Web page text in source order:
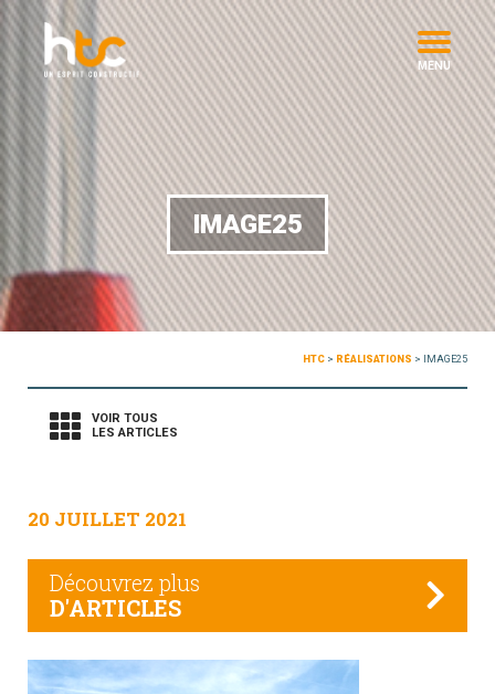
MENU
IMAGE25
HTC > RÉALISATIONS > IMAGE25
VOIR TOUS
LES ARTICLES
20 JUILLET 2021
Découvrez plus
D'ARTICLES